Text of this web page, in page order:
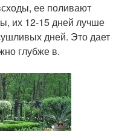
ее поливают
их 12-15 дней лучше
дней. Это дает
глубже в.